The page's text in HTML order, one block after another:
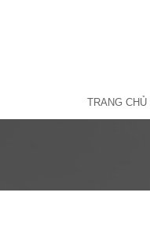
TRANG CHỦ